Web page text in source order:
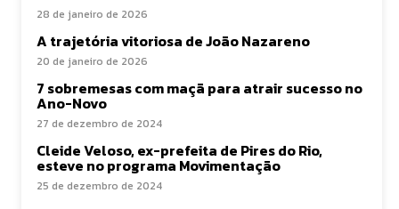
28 de janeiro de 2026
A trajetória vitoriosa de João Nazareno
20 de janeiro de 2026
7 sobremesas com maçã para atrair sucesso no
Ano-Novo
27 de dezembro de 2024
Cleide Veloso, ex-prefeita de Pires do Rio,
esteve no programa Movimentação
25 de dezembro de 2024